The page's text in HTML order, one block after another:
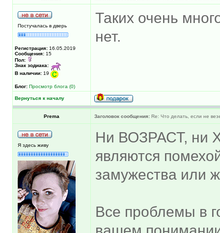
Постучалась в дверь
Регистрация: 16.05.2019
Сообщения: 15
Пол:
Знак зодиака:
В наличии: 19
Блог: Просмотр блога (0)
Таких очень
нет.
Вернуться к началу
Prema Заголовок сообщения: Re: Что делать, если не
Я здесь живу
Ни ВОЗРАСТ, ни
являются
замужества или
Все проблемы в